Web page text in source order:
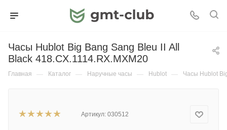
Часы Hublot Big Bang Sang Bleu II All
Black 418.CX.1114.RX.MXM20
Главная — Каталог — Наручные часы — Hublot — Часы Hublot
Артикул: 030512